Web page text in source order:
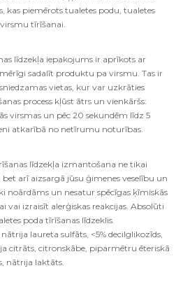
kas piemērots tualetes podu, tualetes
tīrīšanai.
līdzekļa iepakojums ir aprīkots ar
sadalīt produktu pa virsmu. Tas ir
vietas, kur var uzkrāties
process kļūst ātrs un vienkāršs:
virsmas un pēc 20 sekundēm līdz 5
atkarībā no netīrumu noturības.
līdzekļa izmantošana ne tikai
arī aizsargā jūsu ģimenes veselību un
noārdāms un nesatur spēcīgas ķīmiskās
vai izraisīt alerģiskas reakcijas. Absolūti
poda tīrīšanas līdzeklis.
nātrija laureta sulfāts, <5% decilglikozīds,
citrāts, citronskābe, piparmētru ēteriskā
nātrija laktāts.